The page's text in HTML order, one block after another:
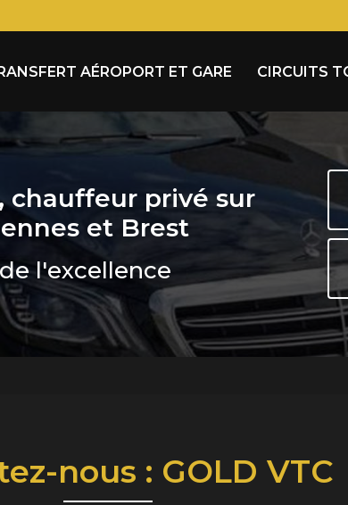
Navigation
AÉROPORT ET GARE CIRCUITS
chauffeur privé sur
et Brest
l'excellence
nous : GOLD VTC